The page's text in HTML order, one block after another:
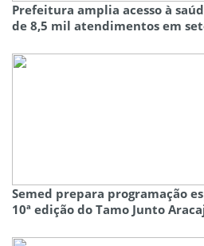
Prefeitura amplia acesso à
de 8,5 mil atendimentos em
Semed prepara programação
10ª edição do Tamo Junto